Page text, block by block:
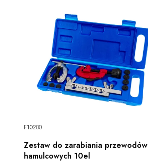
F10200
Zestaw do zarabiania przewodów
hamulcowych 10el